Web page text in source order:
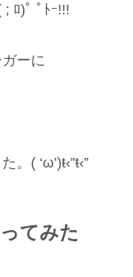
; ﾛ)ﾟ ﾟﾄｰ!!!
ーに
( ‘ω’)ŧ‹”ŧ‹”
てみた